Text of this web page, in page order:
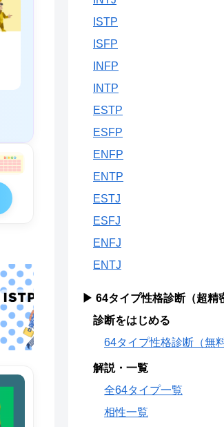
ISTP
ISFP
INFP
INTP
ESTP
ESFP
ENFP
ENTP
ESTJ
ESFJ
ENFJ
ENTJ
▶ 64タイプ性格診断（超精
診断をはじめる
64タイプ性格診断（無料
解説・一覧
全64タイプ一覧
相性一覧